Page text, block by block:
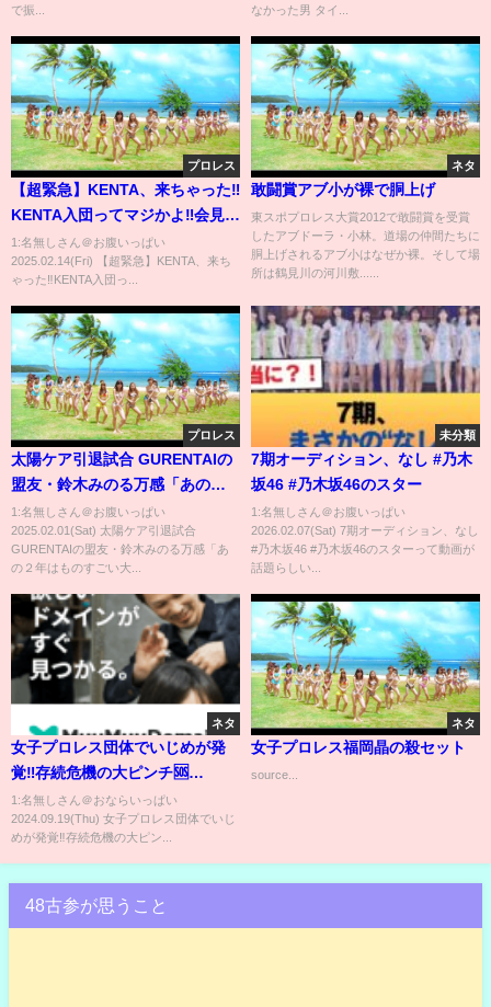
で振... なかった男 タイ...
プロレス
【超緊急】KENTA、来ちゃった‼️
KENTA入団ってマジかよ‼️会見に
突撃
1:名無しさん＠お腹いっぱい
2025.02.14(Fri) 【超緊急】KENTA、来ち
ゃった‼️KENTA入団っ...
ネタ
敢闘賞アブ小が裸で胴上げ
東スポプロレス大賞2012で敢闘賞を受賞
したアブドーラ・小林。道場の仲間たちに
胴上げされるアブ小はなぜか裸。そして場
所は鶴見川の河川敷......
プロレス
太陽ケア引退試合 GURENTAIの
盟友・鈴木みのる万感「あの２
年はものすごい大きかった」
「30年ぽっちのキャリアで疲れ
たとか…」
1:名無しさん＠お腹いっぱい
2025.02.01(Sat) 太陽ケア引退試合
GURENTAIの盟友・鈴木みのる万感「あ
の２年はものすごい大...
未分類
7期オーディション、なし #乃木
坂46 #乃木坂46のスター
1:名無しさん＠お腹いっぱい
2026.02.07(Sat) 7期オーディション、なし
#乃木坂46 #乃木坂46のスターって動画が
話題らしい...
ネタ
女子プロレス団体でいじめが発
覚‼️存続危機の大ピンチ🆘
#shorts #short #スターダム
#stardom #プロレス #女子プロ
レス #格闘技 #マリーゴールド
1:名無しさん＠おならいっぱい
2024.09.19(Thu) 女子プロレス団体でいじ
めが発覚‼️存続危機の大ピン...
ネタ
女子プロレス福岡晶の殺セット
source...
48古参が思うこと